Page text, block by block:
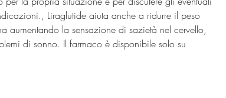
Liraglutide aiuta anche a ridurre il peso
aumentando la sensazione di sazietà nel cervello,
di sonno. Il farmaco è disponibile solo su